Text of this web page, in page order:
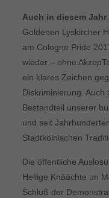
Auch in diesem Jahr
Goldenen Lyskircher
am Cologne Pride
wieder – ohne
ein klares Zeichen
Diskriminierung.
Bestandteil unserer
und seit
Stadtkölnischen
Die öffentliche
Hellige Knäächte un
Schluß der